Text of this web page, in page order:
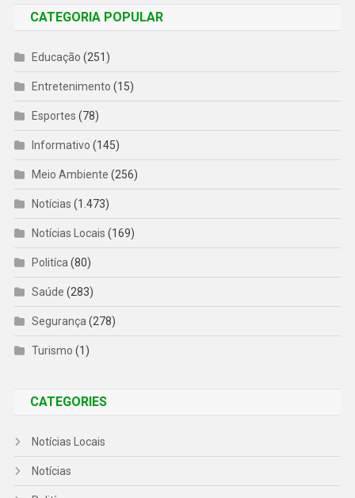
CATEGORIA POPULAR
Educação (251)
Entretenimento (15)
Esportes (78)
Informativo (145)
Meio Ambiente (256)
Notícias (1.473)
Notícias Locais (169)
Politíca(80)
Saúde (283)
Segurança(278)
Turismo (1)
CATEGORIES
Notícias Locais
Notícias